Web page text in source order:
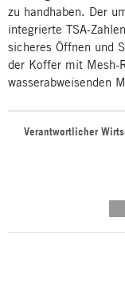
zu handhaben. Der
integrierte TSA-
sicheres Öffnen und
der Koffer mit Mesh-
wasserabweisenden
Verantwortlicher